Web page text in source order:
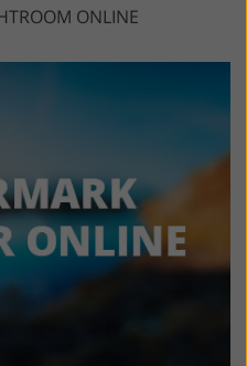
ONLINE